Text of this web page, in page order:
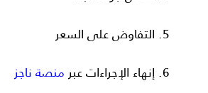
التفاوض على السعر
إنهاء الإجراءات عبر منصة ناجز